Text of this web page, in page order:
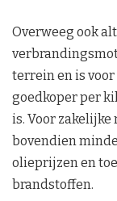
Overweeg ook
terrein en is
goedkoper per
is. Voor zakelijke
bovendien
olieprijzen en
brandstoffen.